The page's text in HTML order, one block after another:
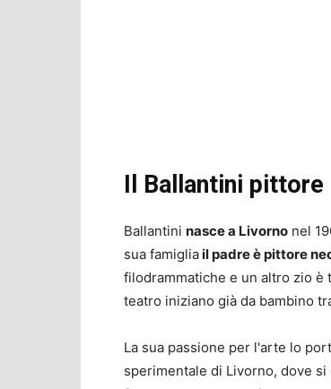
Il Ballantini pittore
Ballantini nasce a Livorno nel
sua famigliail padre è pittore
filodrammatiche e un altro zio
teatro iniziano già da bambino
La sua passione per l'arte lo
sperimentale di Livorno, dove